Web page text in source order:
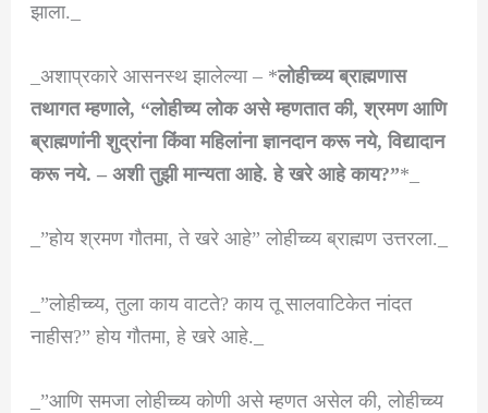
झाला._
_अशाप्रकारे आसनस्थ झालेल्या – *लोहीच्च्य ब्राह्मणास
तथागत म्हणाले, “लोहीच्य लोक असे म्हणतात की, श्रमण आणि
ब्राह्मणांनी शुद्रांना किंवा महिलांना ज्ञानदान करू नये, विद्यादान
करू नये. – अशी तुझी मान्यता आहे. हे खरे आहे काय?”*_
_”होय श्रमण गौतमा, ते खरे आहे” लोहीच्च्य ब्राह्मण उत्तरला._
_”लोहीच्च्य, तुला काय वाटते? काय तू सालवाटिकेत नांदत
नाहीस?” होय गौतमा, हे खरे आहे._
_”आणि समजा लोहीच्च्य कोणी असे म्हणत असेल की, लोहीच्च्य